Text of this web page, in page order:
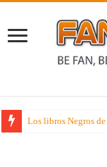
Los libros Negros